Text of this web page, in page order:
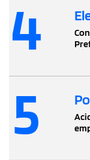
4
5